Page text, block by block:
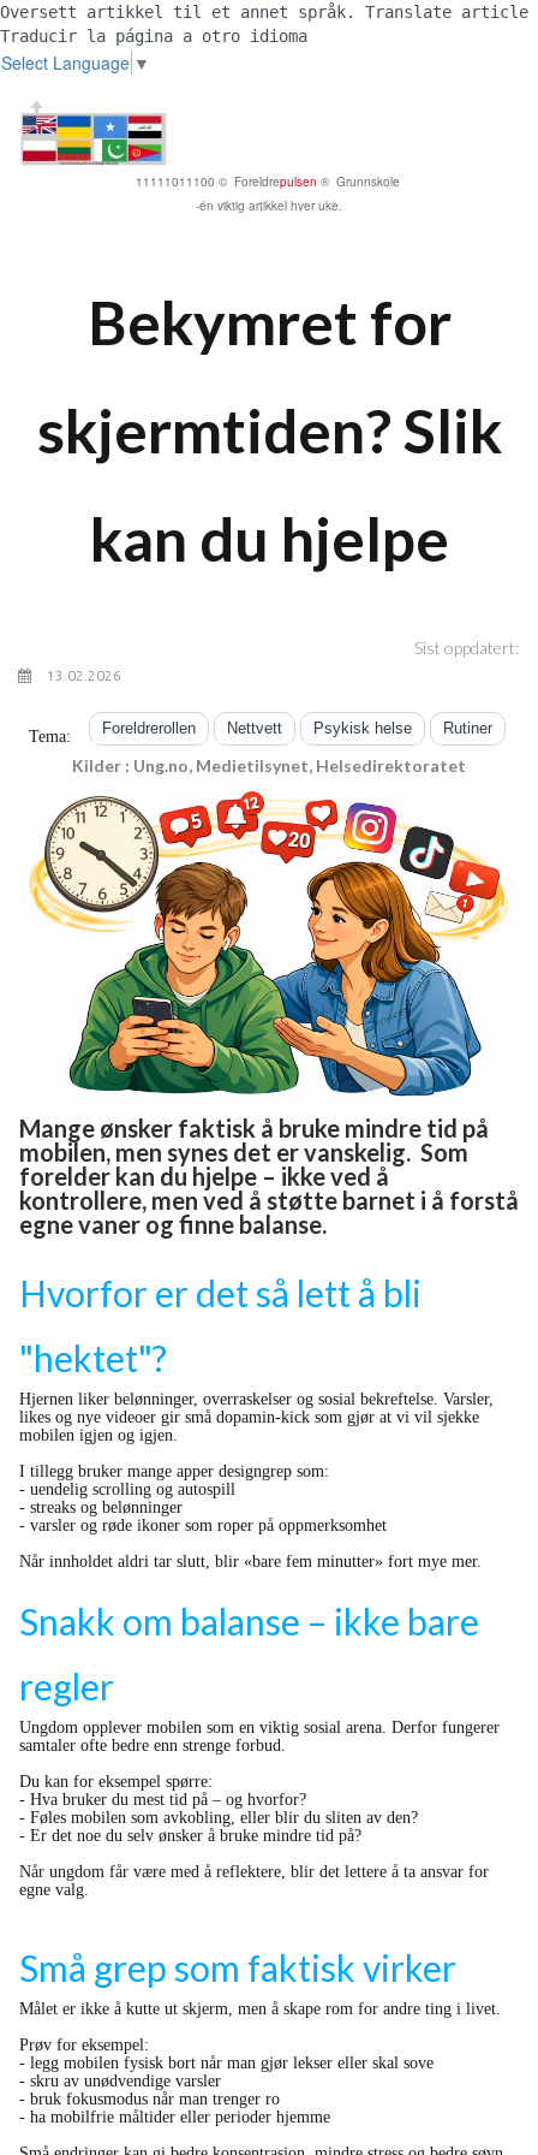
Oversett artikkel til et annet språk. Translate article to
Traducir la página a otro idioma
Select Language ▼
11111011100 © Foreldrepulsen ® Grunnskole
-én viktig artikkel hver uke.
Bekymret for
skjermtiden? Slik
kan du hjelpe
Sist oppdatert:
13.02.2026
Tema: Foreldrerollen Nettvett Psykisk helse Rutiner
Kilder : Ung.no, Medietilsynet, Helsedirektoratet
Mange ønsker faktisk å bruke mindre tid på
mobilen, men synes det er vanskelig. Som
forelder kan du hjelpe – ikke ved å
kontrollere, men ved å støtte barnet i å forstå
egne vaner og finne balanse.
Hvorfor er det så lett å bli
"hektet"?
Hjernen liker belønninger, overraskelser og sosial bekreftelse. Varsler,
likes og nye videoer gir små dopamin-kick som gjør at vi vil sjekke
mobilen igjen og igjen.
I tillegg bruker mange apper designgrep som:
- uendelig scrolling og autospill
- streaks og belønninger
- varsler og røde ikoner som roper på oppmerksomhet
Når innholdet aldri tar slutt, blir «bare fem minutter» fort mye mer.
Snakk om balanse – ikke bare
regler
Ungdom opplever mobilen som en viktig sosial arena. Derfor fungerer
samtaler ofte bedre enn strenge forbud.
Du kan for eksempel spørre:
- Hva bruker du mest tid på – og hvorfor?
- Føles mobilen som avkobling, eller blir du sliten av den?
- Er det noe du selv ønsker å bruke mindre tid på?
Når ungdom får være med å reflektere, blir det lettere å ta ansvar for
egne valg.
Små grep som faktisk virker
Målet er ikke å kutte ut skjerm, men å skape rom for andre ting i livet.
Prøv for eksempel:
- legg mobilen fysisk bort når man gjør lekser eller skal sove
- skru av unødvendige varsler
- bruk fokusmodus når man trenger ro
- ha mobilfrie måltider eller perioder hjemme